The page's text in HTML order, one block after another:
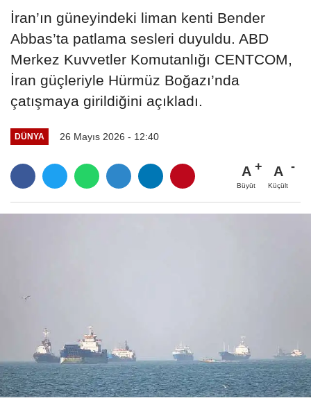
İran’ın güneyindeki liman kenti Bender
Abbas’ta patlama sesleri duyuldu. ABD
Merkez Kuvvetler Komutanlığı CENTCOM,
İran güçleriyle Hürmüz Boğazı’nda
çatışmaya girildiğini açıkladı.
DÜNYA 26 Mayıs 2026 - 12:40
A
Büyüt
A
Küçült